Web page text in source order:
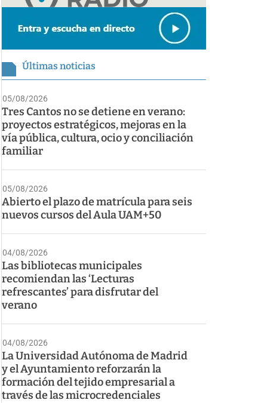
Últimas noticias
05/08/2026
Tres Cantos no se detiene en verano:
proyectos estratégicos, mejoras en la
vía pública, cultura, ocio y conciliación
familiar
05/08/2026
Abierto el plazo de matrícula para seis
nuevos cursos del Aula UAM+50
04/08/2026
Las bibliotecas municipales
recomiendan las ‘Lecturas
refrescantes’ para disfrutar del
verano
04/08/2026
La Universidad Autónoma de Madrid
y el Ayuntamiento reforzarán la
formación del tejido empresarial a
través de las microcredenciales